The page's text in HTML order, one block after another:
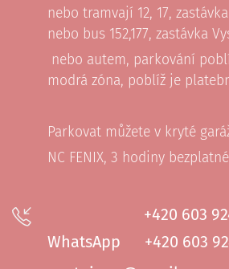
nebo tramvají 12, 17,
nebo bus 152,177, zastávka
nebo autem, parkování
modrá zóna, poblíž je
Parkovat můžete v kryté
NC FENIX, 3 hodiny
+420 603 924
WhatsApp +420 603